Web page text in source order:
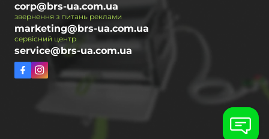
corp@brs-ua.com.ua
звернення з питань реклами
marketing@brs-ua.com.ua
сервісний центр
service@brs-ua.com.ua